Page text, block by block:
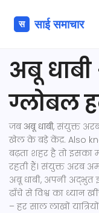
अबू धाबी
ग्लोबल
जब अबू धाबी, संयुक्त अरब
खेल के बड़े केंद्र. Also
बढ़ता शहर हैतो इसका
रहती हैं। संयुक्त अरब
अबू धाबी, अपनी अद्भुत
ढाँचे से विश्व का ध्यान
– हर साल लाखों